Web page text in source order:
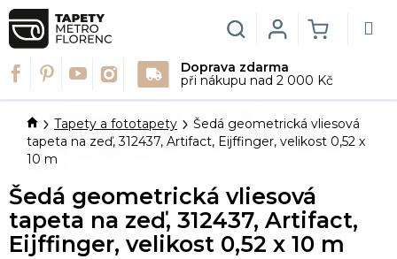
Přejít
na
obsah
Doprava zdarma
při nákupu nad 2 000 Kč
Hledat
KOŠÍK
Login
DomůTapety a fototapety
Šedá geometrická vliesová
tapeta na zeď, 312437, Artifact, Eijffinger, velikost 0,52 x
10 m
Šedá geometrická vliesová
tapeta na zeď, 312437, Artifact,
Eijffinger, velikost 0,52 x 10 m